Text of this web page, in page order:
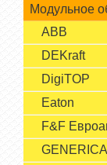
Модульное
ABB
DEKraft
DigiTOP
Eaton
F&F
GENERICA